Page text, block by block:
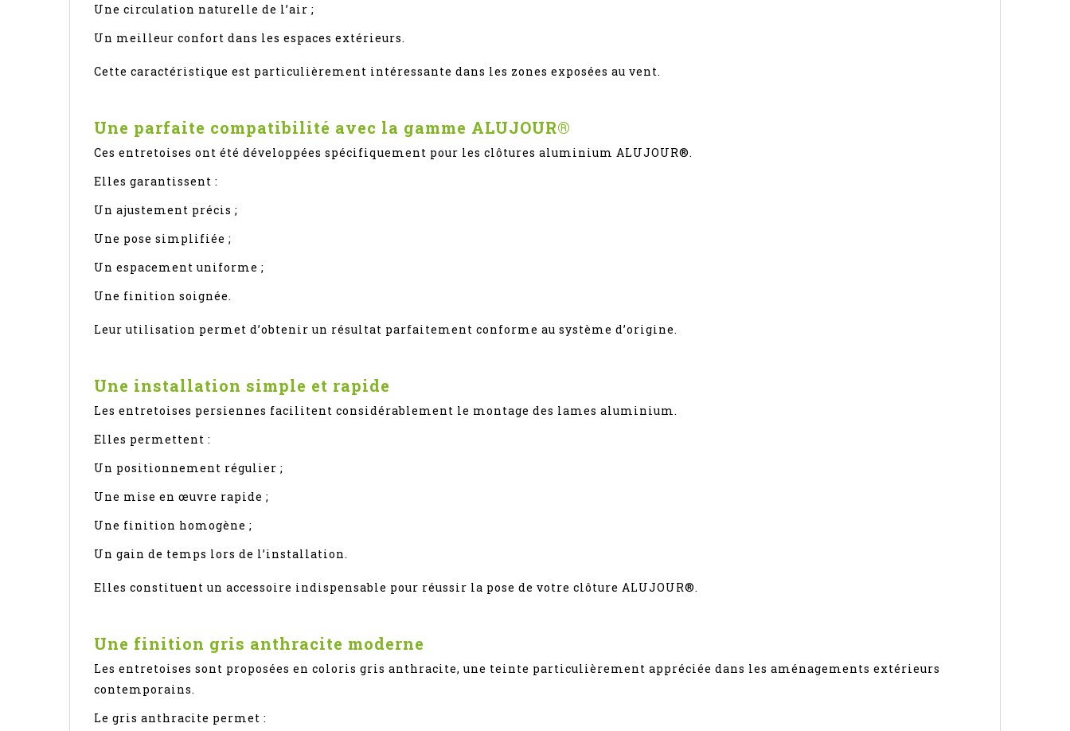
Une circulation naturelle de l’air ;
Un meilleur confort dans les espaces extérieurs.
Cette caractéristique est particulièrement intéressante dans les zones exposées au vent.
Une parfaite compatibilité avec la gamme ALUJOUR®
Ces entretoises ont été développées spécifiquement pour les clôtures aluminium ALUJOUR®.
Elles garantissent :
Un ajustement précis ;
Une pose simplifiée ;
Un espacement uniforme ;
Une finition soignée.
Leur utilisation permet d’obtenir un résultat parfaitement conforme au système d’origine.
Une installation simple et rapide
Les entretoises persiennes facilitent considérablement le montage des lames aluminium.
Elles permettent :
Un positionnement régulier ;
Une mise en œuvre rapide ;
Une finition homogène ;
Un gain de temps lors de l’installation.
Elles constituent un accessoire indispensable pour réussir la pose de votre clôture ALUJOUR®.
Une finition gris anthracite moderne
Les entretoises sont proposées en coloris gris anthracite, une teinte particulièrement appréciée dans les aménagements extérieurs
contemporains.
Le gris anthracite permet :